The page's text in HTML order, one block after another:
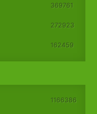
369761
272923
162459
1166386